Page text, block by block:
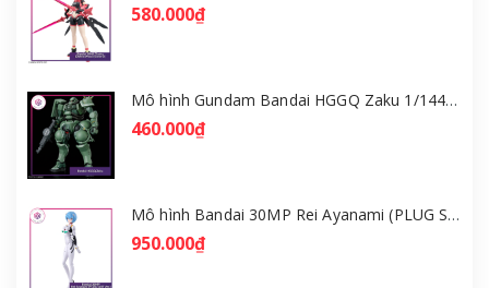
580.000₫
Mô hình Gundam Bandai HGGQ Zaku 1/144 – MSG GQuuuuuuX [GDB] [BHG]
460.000₫
Mô hình Bandai 30MP Rei Ayanami (PLUG SUIT Ver.) – Evangelion [GDB] [30MP]
950.000₫